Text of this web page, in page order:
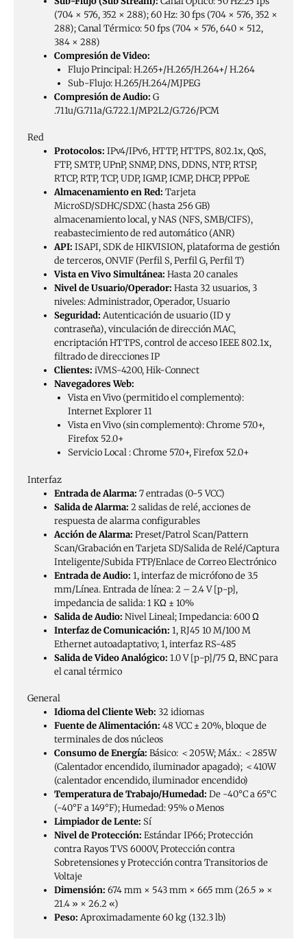
(704 × 576, 352 × 288); 60 Hz: 30 fps (704 × 576, 352 ×
288); Canal Térmico: 50 fps (704 × 576, 640 × 512,
384 × 288)
Compresión de Video:
Flujo Principal: H.265+/H.265/H.264+/ H.264
Sub-Flujo: H.265/H.264/MJPEG
Compresión de Audio: G
.711u/G.711a/G.722.1/MP2L2/G.726/PCM
Red
Protocolos: IPv4/IPv6, HTTP, HTTPS, 802.1x, QoS,
FTP, SMTP, UPnP, SNMP, DNS, DDNS, NTP, RTSP,
RTCP, RTP, TCP, UDP, IGMP, ICMP, DHCP, PPPoE
Almacenamiento en Red: Tarjeta
MicroSD/SDHC/SDXC (hasta 256 GB)
almacenamiento local, y NAS (NFS, SMB/CIFS),
reabastecimiento de red automático (ANR)
API: ISAPI, SDK de HIKVISION, plataforma de gestión
de terceros, ONVIF (Perfil S, Perfil G, Perfil T)
Vista en Vivo Simultánea: Hasta 20 canales
Nivel de Usuario/Operador: Hasta 32 usuarios, 3
niveles: Administrador, Operador, Usuario
Seguridad: Autenticación de usuario (ID y
contraseña), vinculación de dirección MAC,
encriptación HTTPS, control de acceso IEEE 802.1x,
filtrado de direcciones IP
Clientes: iVMS-4200, Hik-Connect
Navegadores Web:
Vista en Vivo (permitido el complemento):
Internet Explorer 11
Vista en Vivo (sin complemento): Chrome 57.0+,
Firefox 52.0+
Servicio Local : Chrome 57.0+, Firefox 52.0+
Interfaz
Entrada de Alarma: 7 entradas (0-5 VCC)
Salida de Alarma: 2 salidas de relé, acciones de
respuesta de alarma configurables
Acción de Alarma: Preset/Patrol Scan/Pattern
Scan/Grabación en Tarjeta SD/Salida de Relé/Captura
Inteligente/Subida FTP/Enlace de Correo Electrónico
Entrada de Audio: 1, interfaz de micrófono de 3.5
mm/Línea. Entrada de línea: 2 – 2.4 V [p-p],
impedancia de salida: 1 KΩ ± 10%
Salida de Audio: Nivel Lineal; Impedancia: 600 Ω
Interfaz de Comunicación: 1, RJ45 10 M/100 M
Ethernet autoadaptativo; 1, interfaz RS-485
Salida de Video Analógico: 1.0 V [p-p]/75 Ω, BNC para
el canal térmico
General
Idioma del Cliente Web: 32 idiomas
Fuente de Alimentación: 48 VCC ± 20%, bloque de
terminales de dos núcleos
Consumo de Energía: Básico: ＜205W; Máx.: ＜285W
(Calentador encendido, iluminador apagado); ＜410W
(calentador encendido, iluminador encendido)
Temperatura de Trabajo/Humedad: De -40°C a 65°C
(-40°F a 149°F); Humedad: 95% o Menos
Limpiador de Lente: Sí
Nivel de Protección: Estándar IP66; Protección
contra Rayos TVS 6000V, Protección contra
Sobretensiones y Protección contra Transitorios de
Voltaje
Dimensión: 674 mm × 543 mm × 665 mm (26.5 » ×
21.4 » × 26.2 «)
Peso: Aproximadamente 60 kg (132.3 lb)